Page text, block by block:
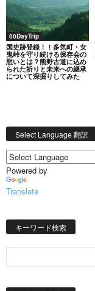
00DayTrip
国史跡登録！！多気町・女
鬼峠を守り続ける保存会の
想いとは？熊野古道に込め
られた祈りと未来への継承
について深掘りしてみた
Select Language 翻訳
Powered by
Translate
キーワード検索